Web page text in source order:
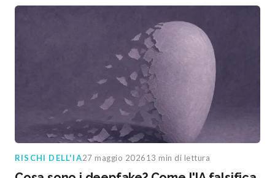
RISCHI DELL'IA27 maggio 202613 min di lettura